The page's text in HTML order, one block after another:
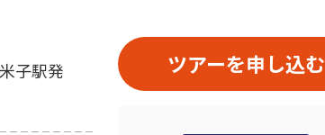
子駅発 ツアーを申し込む